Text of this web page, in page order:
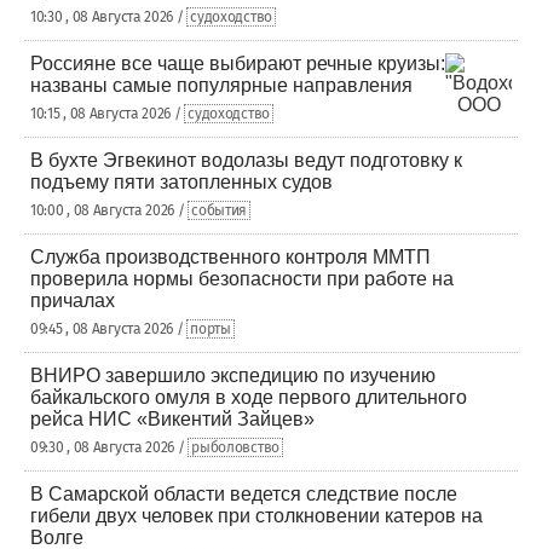
10:30 , 08 Августа 2026 / судоходство
Россияне все чаще выбирают речные круизы:
названы самые популярные направления
10:15 , 08 Августа 2026 / судоходство
В бухте Эгвекинот водолазы ведут подготовку к
подъему пяти затопленных судов
10:00 , 08 Августа 2026 / события
Служба производственного контроля ММТП
проверила нормы безопасности при работе на
причалах
09:45 , 08 Августа 2026 / порты
ВНИРО завершило экспедицию по изучению
байкальского омуля в ходе первого длительного
рейса НИС «Викентий Зайцев»
09:30 , 08 Августа 2026 / рыболовство
В Самарской области ведется следствие после
гибели двух человек при столкновении катеров на
Волге